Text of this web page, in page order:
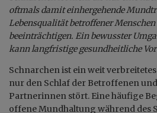
oftmals damit einhergehende
Lebensqualität betroffener
beeinträchtigen. Ein bewusster
kann langfristige gesundheitliche
Schnarchen ist ein weit
nur den Schlaf der Betroffenen
Partnerinnen stört. Eine häufige
offene Mundhaltung während des